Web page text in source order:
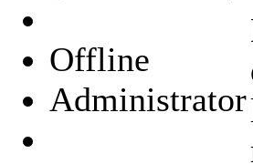
Offline
Administrator